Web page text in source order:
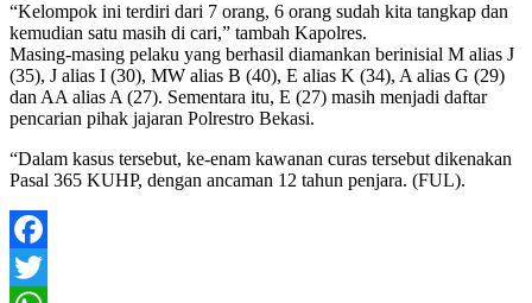
“Kelompok ini terdiri dari 7 orang, 6 orang sudah kita tangkap dan
kemudian satu masih di cari,” tambah Kapolres.
Masing-masing pelaku yang berhasil diamankan berinisial M alias J
(35), J alias I (30), MW alias B (40), E alias K (34), A alias G (29)
dan AA alias A (27). Sementara itu, E (27) masih menjadi daftar
pencarian pihak jajaran Polrestro Bekasi.
“Dalam kasus tersebut, ke-enam kawanan curas tersebut dikenakan
Pasal 365 KUHP, dengan ancaman 12 tahun penjara. (FUL).
Facebook